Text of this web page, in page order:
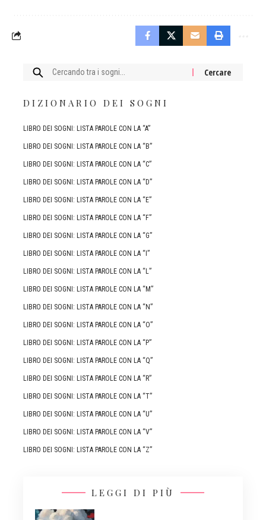
Cercare:
DIZIONARIO DEI SOGNI
LIBRO DEI SOGNI: LISTA PAROLE CON LA “A”
LIBRO DEI SOGNI: LISTA PAROLE CON LA “B”
LIBRO DEI SOGNI: LISTA PAROLE CON LA “C”
LIBRO DEI SOGNI: LISTA PAROLE CON LA “D”
LIBRO DEI SOGNI: LISTA PAROLE CON LA “E”
LIBRO DEI SOGNI: LISTA PAROLE CON LA “F”
LIBRO DEI SOGNI: LISTA PAROLE CON LA “G”
LIBRO DEI SOGNI: LISTA PAROLE CON LA “I”
LIBRO DEI SOGNI: LISTA PAROLE CON LA “L”
LIBRO DEI SOGNI: LISTA PAROLE CON LA “M”
LIBRO DEI SOGNI: LISTA PAROLE CON LA “N”
LIBRO DEI SOGNI: LISTA PAROLE CON LA “O”
LIBRO DEI SOGNI: LISTA PAROLE CON LA “P”
LIBRO DEI SOGNI: LISTA PAROLE CON LA “Q”
LIBRO DEI SOGNI: LISTA PAROLE CON LA “R”
LIBRO DEI SOGNI: LISTA PAROLE CON LA “T”
LIBRO DEI SOGNI: LISTA PAROLE CON LA “U”
LIBRO DEI SOGNI: LISTA PAROLE CON LA “V”
LIBRO DEI SOGNI: LISTA PAROLE CON LA “Z”
LEGGI DI PIÙ